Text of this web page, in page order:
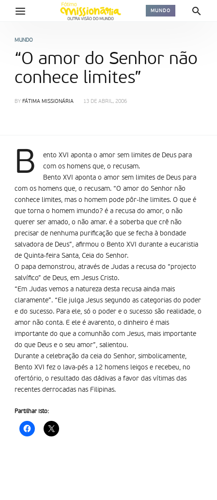
MUNDO
MUNDO
“O amor do Senhor não
conhece limites”
BY FÁTIMA MISSIONÁRIA 13 DE ABRIL, 2006
B
ento XVI aponta o amor sem limites de Deus para
com os homens que, o recusam.
Bento XVI aponta o amor sem limites de Deus para
com os homens que, o recusam. “O amor do Senhor não
conhece limites, mas o homem pode pôr-lhe limites. O que é
que torna o homem imundo? é a recusa do amor, o não
querer ser amado, o não amar. é a soberba que crê não
precisar de nenhuma purificação que se fecha à bondade
salvadora de Deus”, afirmou o Bento XVI durante a eucaristia
de Quinta-feira Santa, Ceia do Senhor.
O papa demonstrou, através de Judas a recusa do “projecto
salví­fico” de Deus, em Jesus Cristo.
“Em Judas vemos a natureza desta recusa ainda mais
claramente”. “Ele julga Jesus segundo as categorias do poder
e do sucesso. Para ele, só o poder e o sucesso são realidade, o
amor não conta. E ele é avarento, o dinheiro é mais
importante do que a comunhão com Jesus, mais importante
do que Deus e o seu amor”, salientou.
Durante a celebração da ceia do Senhor, simbolicamente,
Bento XVI fez o lava-pés a 12 homens leigos e recebeu, no
ofertório, o resultado das dádivas a favor das vítimas das
recentes derrocadas nas Filipinas.
Partilhar isto: